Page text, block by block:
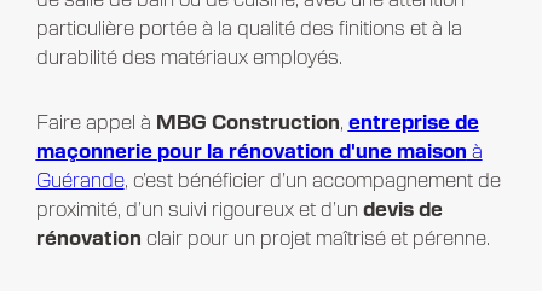
particulière portée à la qualité des finitions et à la
durabilité des matériaux employés.
Faire appel à MBG Construction, entreprise de
maçonnerie pour la rénovation d'une maison à
Guérande, c’est bénéficier d’un accompagnement de
proximité, d’un suivi rigoureux et d’un devis de
rénovation clair pour un projet maîtrisé et pérenne.